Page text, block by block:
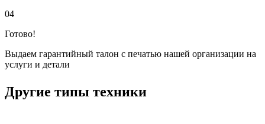
04
Готово!
Выдаем гарантийный талон с печатью нашей организации на
услуги и детали
Другие типы техники